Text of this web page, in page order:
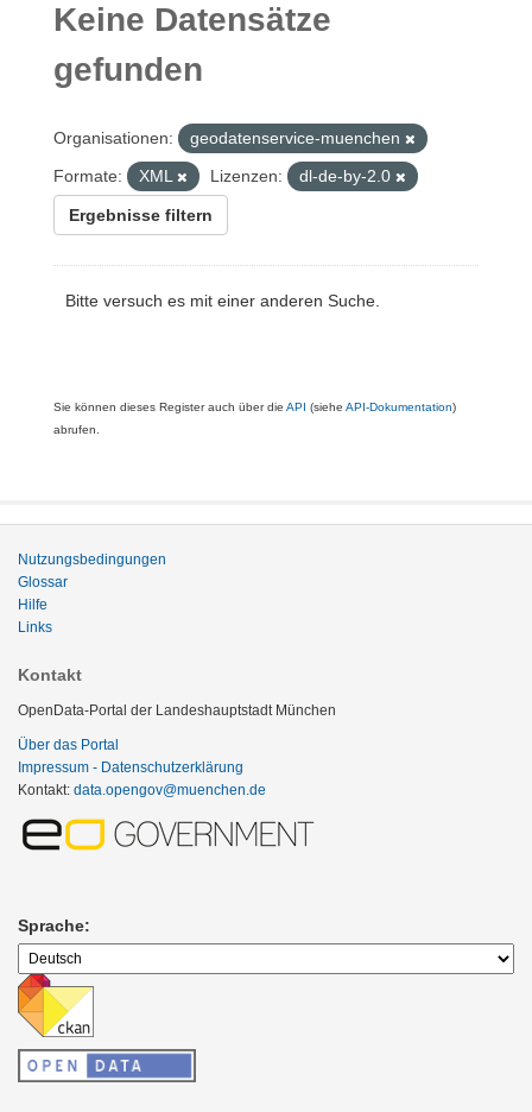
Keine Datensätze
gefunden
Organisationen:
geodatenservice-muenchen
Formate:
XML Lizenzen: dl-de-by-2.0
Ergebnisse filtern
Bitte versuch es mit einer anderen Suche.
Sie können dieses Register auch über die API (siehe API-Dokumentation)
abrufen.
Nutzungsbedingungen
Glossar
Hilfe
Links
Kontakt
OpenData-Portal der Landeshauptstadt München
Über das Portal
Impressum - Datenschutzerklärung
Kontakt: data.opengov@muenchen.de
Sprache